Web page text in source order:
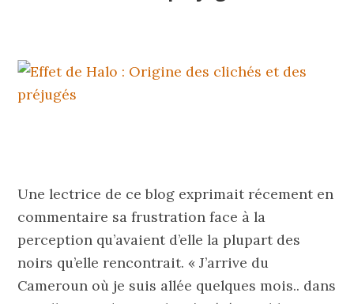
Une lectrice de ce blog exprimait récement en
commentaire sa frustration face à la
perception qu’avaient d’elle la plupart des
noirs qu’elle rencontrait. « J’arrive du
Cameroun où je suis allée quelques mois.. dans